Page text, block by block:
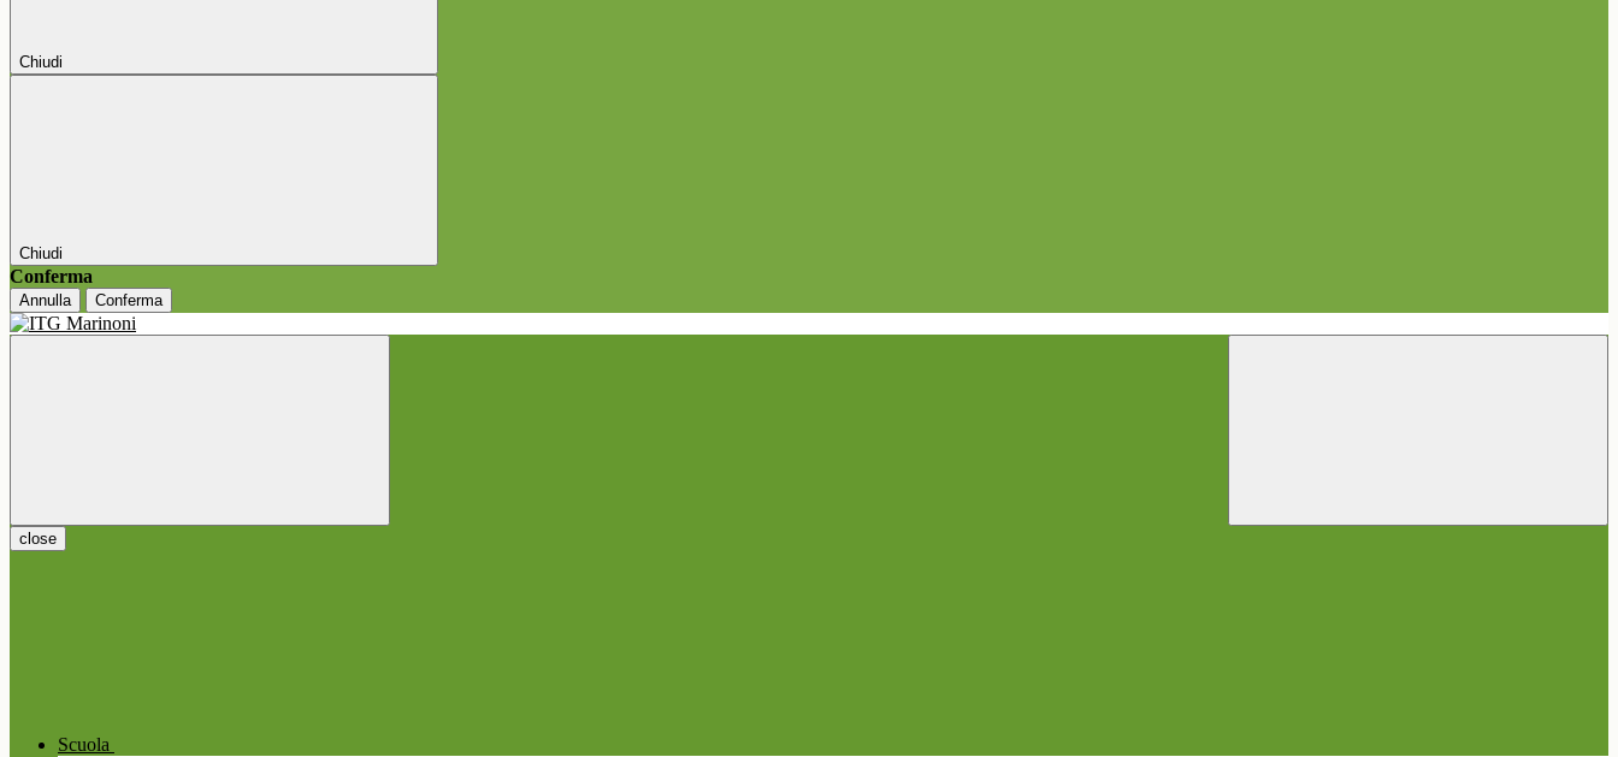
Chiudi
Chiudi
Conferma
Annulla Conferma
close
Scuola